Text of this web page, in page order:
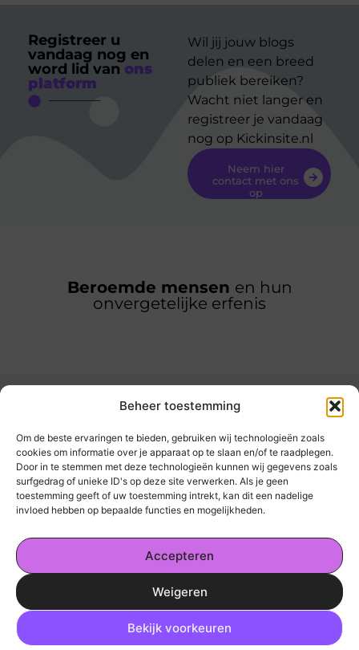
Beheer toestemming
Om de beste ervaringen te bieden, gebruiken wij technologieën zoals
cookies om informatie over je apparaat op te slaan en/of te raadplegen.
Door in te stemmen met deze technologieën kunnen wij gegevens zoals
surfgedrag of unieke ID's op deze site verwerken. Als je geen
toestemming geeft of uw toestemming intrekt, kan dit een nadelige
invloed hebben op bepaalde functies en mogelijkheden.
Accepteren
Weigeren
Bekijk voorkeuren
Ga Naar
Registreer u
vandaag nog en
word lid van ons
platform
Wil jij jouw blogs
delen en een breed
publiek bereiken?
Wacht niet langer en
registreer je vandaag
nog op Kickinsite.nl
Neem hier
contact met ons
op
Beroemde mensen en hun
onvergetelijke erfenis
kickinsite.nl – Echt, eerlijk, alles wat telt.
Een verzameling van blogs en artikelen die
een breed scala aan onderwerpen uit het
dagelijks leven behandelen.